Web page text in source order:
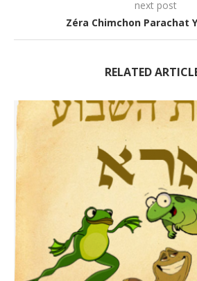
next post
Zéra Chimchon Parachat
RELATED